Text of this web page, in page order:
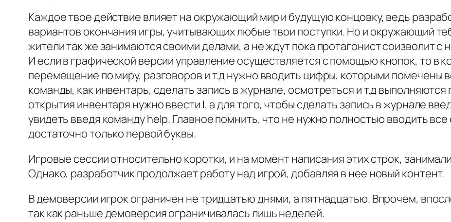
Каждое твое действие влияет на окружающий мир и будущую концовку, ведь
вариантов окончания игры, учитывающих любые твои поступки. Но и окружающий
жители так же занимаются своими делами, а не ждут пока протагонист соизволит с
И если в графической версии управление осуществляется с помощью кнопок, то в
перемещение по миру, разговоров и т.д нужно вводить цифры, которыми помечены
команды, как инвентарь, сделать запись в журнале, осмотреться и т.д
открытия инвентаря нужно ввести I, а для того, чтобы сделать запись в журнале
увидеть введя команду help. Главное помнить, что не нужно полностью вводить
достаточно только первой буквы.
Игровые сессии относительно коротки, и на момент написания этих строк,
Однако, разработчик продолжает работу над игрой, добавляя в нее новый контент.
В демоверсии игрок ограничен не тридцатью днями, а пятнадцатью. Впрочем,
так как раньше демоверсия ограничивалась лишь неделей.